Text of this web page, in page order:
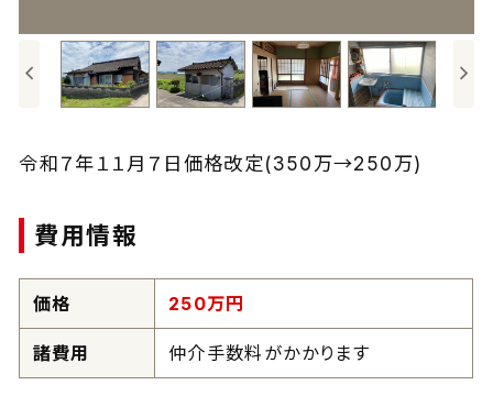
令和７年１１月７日価格改定(350万→250万)
費用情報
価格 250万円
諸費用 仲介手数料がかかります